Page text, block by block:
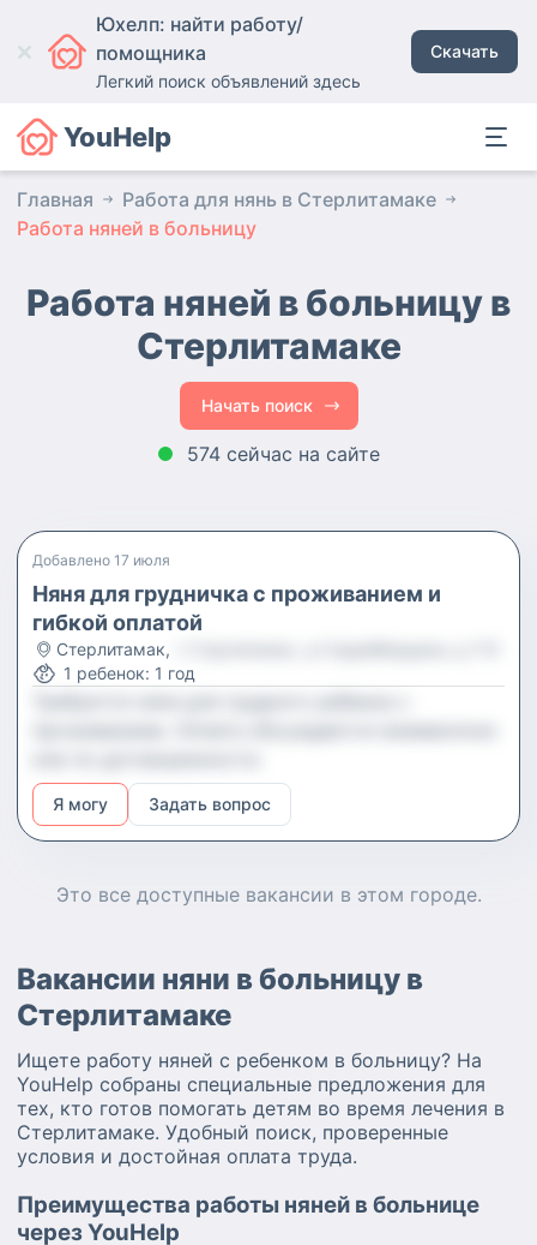
Юхелп: найти работу/
помощника
Легкий поиск объявлений здесь
Скачать
YouHelp
Главная
Работа для нянь в Стерлитамаке
Работа няней в больницу
Работа няней в больницу в
Стерлитамаке
Начать поиск
574 сейчас на сайте
Добавлено 17 июля
Няня для грудничка с проживанием и
гибкой оплатой
Стерлитамак,
1 ребенок: 1 год
Я могу Задать вопрос
Это все доступные вакансии в этом городе.
Вакансии няни в больницу в
Стерлитамаке
Ищете работу няней с ребенком в больницу? На
YouHelp собраны специальные предложения для
тех, кто готов помогать детям во время лечения в
Стерлитамаке. Удобный поиск, проверенные
условия и достойная оплата труда.
Преимущества работы няней в больнице
через YouHelp